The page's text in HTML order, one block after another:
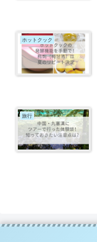
ホットクック
旅行